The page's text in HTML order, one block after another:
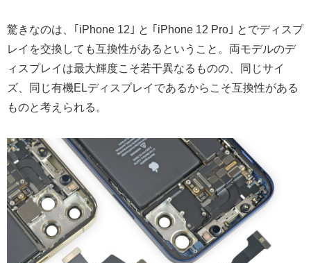
驚きなのは、｢iPhone 12｣ と ｢iPhone 12 Pro｣ とでディスプ
レイを交換しても互換性があるということ。両モデルのデ
ィスプレイは最大輝度こそ若干異なるものの、同じサイ
ズ、同じ有機ELディスプレイであるからこそ互換性がある
ものと考えられる。